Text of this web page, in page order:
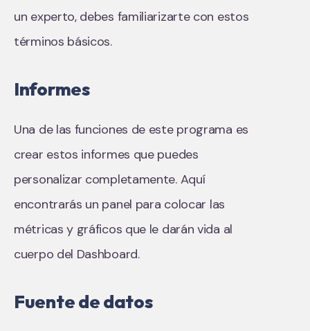
un experto, debes familiarizarte con estos
términos básicos.
Informes
Una de las funciones de este programa es
crear estos informes que puedes
personalizar completamente. Aquí
encontrarás un panel para colocar las
métricas y gráficos que le darán vida al
cuerpo del Dashboard.
Fuente de datos